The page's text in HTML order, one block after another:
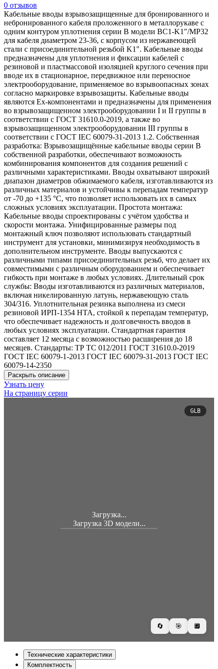
0 отзывов
Кабельные вводы взрывозащищенные для бронированного и
небронированного кабеля проложенного в металлорукаве с
одним контуром уплотнения серии В модели ВС1-K1"/МР32
для кабеля диаметром 23-36, с корпусом из нержавеющей
стали с присоединительной резьбой K1". Кабельные вводы
предназначены для уплотнения и фиксации кабелей с
резиновой и пластмассовой изоляцией круглого сечения при
вводе их в стационарное, передвижное или переносное
электрооборудование, применяемое во взрывоопасных зонах
согласно маркировке взрывозащиты. Кабельные вводы
являются Ех-компонентами и предназначены для применения
во взрывозащищенном электрооборудовании I и II группы в
соответствии с ГОСТ 31610.0-2019, а также во
взрывозащищенном электрооборудовании III группы в
соответствии с ГОСТ IEC 60079-31-2013 1.2. Собственная
разработка: Взрывозащищённые кабельные вводы серии В
собственной разработки, обеспечивают возможность
комбинирования компонентов для создания решений с
различными характеристиками. Вводы охватывают широкий
диапазон диаметров обжимаемого кабеля, изготавливаются из
различных материалов и устойчивы к перепадам температур
от -70 до +135 °C, что позволяет использовать их в самых
сложных условиях эксплуатации. Простота монтажа:
Кабельные вводы спроектированы с учётом удобства и
скорости монтажа. Унифицированные размеры под
монтажный ключ позволяют использовать стандартный
инструмент для установки, минимизируя необходимость в
дополнительном инструменте. Вводы выпускаются с
различными типами присоединительных резьб, что делает их
совместимыми с различным оборудованием и обеспечивает
гибкость при монтаже в любых условиях. Длительный срок
службы: Вводы изготавливаются из различных материалов,
включая никелированную латунь, нержавеющую сталь
304/316. Уплотнительная резинка выполнена из смеси
резиновой ИРП-1354 НТА, стойкой к перепадам температур,
что обеспечивает надежность и долговечность вводов в
любых условиях эксплуатации. Стандартная гарантия
составляет 12 месяца с возможностью расширения до 18
месяцев. Стандарты: ТР ТС 012/2011 ГОСТ 31610.0-2019
ГОСТ IEC 60079-1-2013 ГОСТ IEC 60079-31-2013 ГОСТ IEC
60079-14-2350
Раскрыть описание
Узнать цену
На страницу серии
Загрузка...
Загрузка 3D модели...
🔄 🎯 🔲
GLB
Технические характеристики
Комплектность